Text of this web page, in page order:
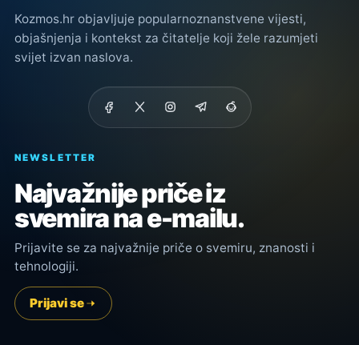
Kozmos.hr objavljuje popularnoznanstvene vijesti,
objašnjenja i kontekst za čitatelje koji žele razumjeti
svijet izvan naslova.
NEWSLETTER
Najvažnije priče iz
svemira na e-mailu.
Prijavite se za najvažnije priče o svemiru, znanosti i
tehnologiji.
Prijavi se